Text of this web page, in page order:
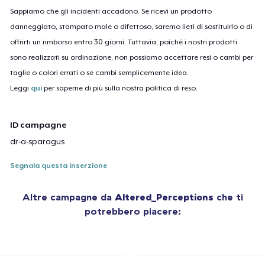
Sappiamo che gli incidenti accadono. Se ricevi un prodotto
danneggiato, stampato male o difettoso, saremo lieti di sostituirlo o di
offrirti un rimborso entro 30 giorni. Tuttavia, poiché i nostri prodotti
sono realizzati su ordinazione, non possiamo accettare resi o cambi per
taglie o colori errati o se cambi semplicemente idea.
Leggi qui per saperne di più sulla nostra politica di reso.
ID campagne
dr-a-sparagus
Segnala questa inserzione
Altre campagne da Altered_Perceptions che ti
potrebbero piacere: